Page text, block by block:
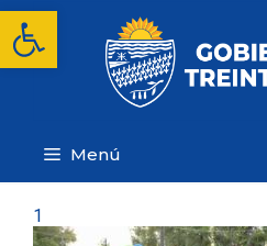
Abrir barra de
Saltar
contenido
Menú
1